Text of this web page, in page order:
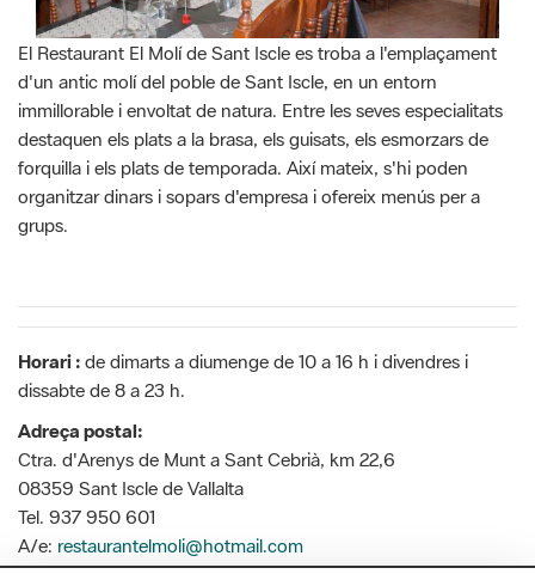
El Restaurant El Molí de Sant Iscle es troba a l'emplaçament
d'un antic molí del poble de Sant Iscle, en un entorn
immillorable i envoltat de natura. Entre les seves especialitats
destaquen els plats a la brasa, els guisats, els esmorzars de
forquilla i els plats de temporada. Així mateix, s'hi poden
organitzar dinars i sopars d'empresa i ofereix menús per a
grups.
Horari : de dimarts a diumenge de 10 a 16 h i divendres i
dissabte de 8 a 23 h.
Adreça postal:
Ctra. d'Arenys de Munt a Sant Cebrià, km 22,6
08359 Sant Iscle de Vallalta
Tel. 937 950 601
A/e: restaurantelmoli@hotmail.com